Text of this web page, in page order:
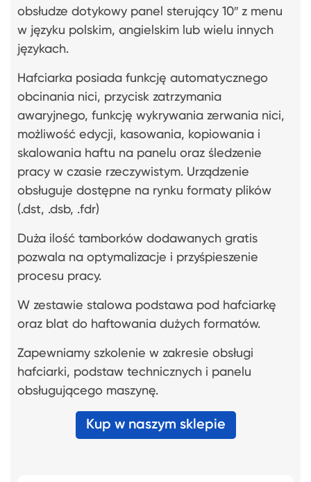
obsłudze dotykowy panel sterujący 10″ z menu
w języku polskim, angielskim lub wielu innych
językach.
Hafciarka posiada funkcję automatycznego
obcinania nici, przycisk zatrzymania
awaryjnego, funkcję wykrywania zerwania nici,
możliwość edycji, kasowania, kopiowania i
skalowania haftu na panelu oraz śledzenie
pracy w czasie rzeczywistym. Urządzenie
obsługuje dostępne na rynku formaty plików
(.dst, .dsb, .fdr)
Duża ilość tamborków dodawanych gratis
pozwala na optymalizacje i przyśpieszenie
procesu pracy.
W zestawie stalowa podstawa pod hafciarkę
oraz blat do haftowania dużych formatów.
Zapewniamy szkolenie w zakresie obsługi
hafciarki, podstaw technicznych i panelu
obsługującego maszynę.
Kup w naszym sklepie